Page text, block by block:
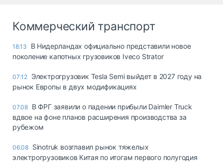
Коммерческий транспорт
18:13
В Нидерландах официально представили новое
поколение капотных грузовиков Iveco Strator
07:12 Электрогрузовик Tesla Semi выйдет в 2027 году на
рынок Европы в двух модификациях
07.08 В ФРГ заявили о падении прибыли Daimler Truck
вдвое на фоне планов расширения производства за
рубежом
06.08 Sinotruk возглавил рынок тяжелых
электрогрузовиков Китая по итогам первого полугодия